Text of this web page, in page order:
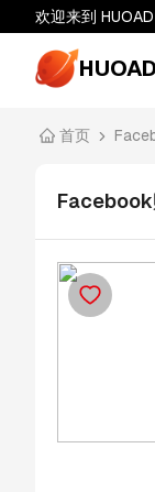
欢迎来到
HUOAD
首页
Facebook